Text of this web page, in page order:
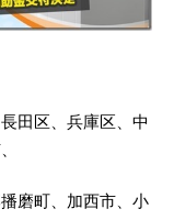
田区、兵庫区、中
磨町、加西市、小